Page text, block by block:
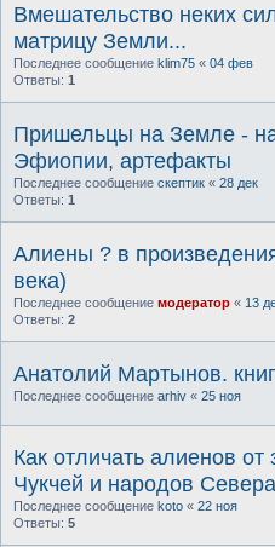
Вмешательство неких
матрицу Земли...
Последнее сообщение klim75 « 04 фев
Ответы: 1
Пришельцы на Земле -
Эфиопии, артефакты
Последнее сообщение скептик « 28 дек
Ответы: 1
Алиены ? в
века)
Последнее сообщение модератор « 13
Ответы: 2
Анатолий Мартынов.
Последнее сообщение arhiv « 25 ноя
Как отличать алиенов
Чукчей и народов Севера
Последнее сообщение koto « 22 ноя
Ответы: 5